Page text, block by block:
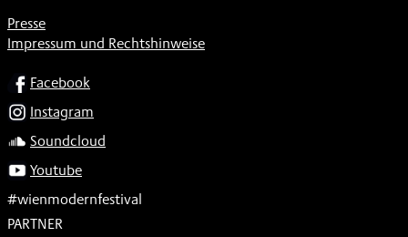
Presse
Impressum und Rechtshinweise
SOCIALFacebook
Instagram
Soundcloud
Youtube
#wienmodernfestival
PARTNER